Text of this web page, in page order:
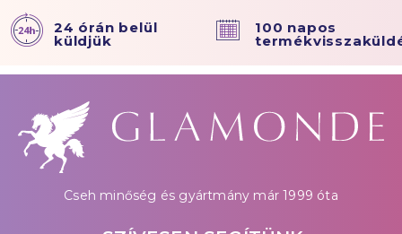
24 órán belül
küldjük
100 napos
Cseh minőség és gyártmány már 1999 óta